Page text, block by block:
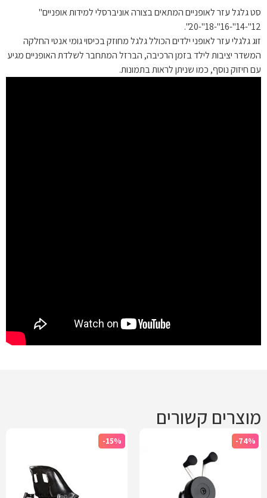
סט גלגל עזר לאופניים המתאים בצורה אוניברסלי למידות אופניים"
12"-14"-16"-18"-20".
זוג גלגלי עזר לאופני ילדים הכולל גלגל מחוזק בכיסוי גומי אנטי החלקה
המשדר יציבות לילד בזמן הרכיבה, הברזל המתחבר לשלדת האופניים מגיע
עם חיזוק נוסף, כמו שניתן לראות בתמונות.
מוצרים קשורים
-74%
-15%